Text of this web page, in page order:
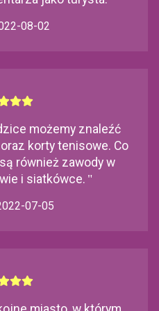
08-02
możemy znaleźć
korty tenisowe. Co
również zawody w
i siatkówce. "
07-05